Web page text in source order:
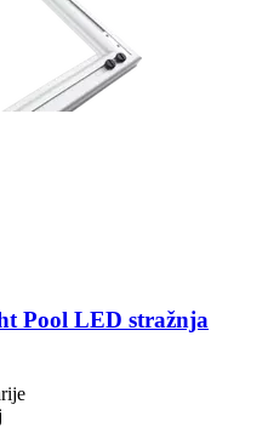
Pool LED stražnja